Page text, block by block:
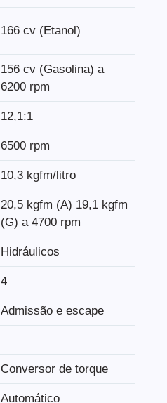
166 cv (Etanol)
156 cv (Gasolina) a
6200 rpm
12,1:1
6500 rpm
10,3 kgfm/litro
20,5 kgfm (A) 19,1 kgfm
(G) a 4700 rpm
Hidráulicos
4
Admissão e escape
Conversor de torque
Automático